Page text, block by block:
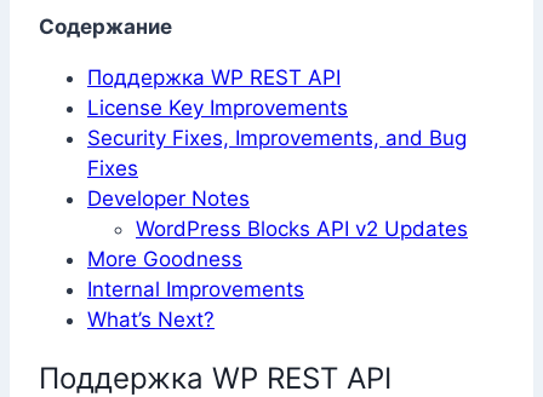
Содержание
Поддержка WP REST API
License Key Improvements
Security Fixes, Improvements, and Bug
Fixes
Developer Notes
WordPress Blocks API v2 Updates
More Goodness
Internal Improvements
What’s Next?
Поддержка WP REST API